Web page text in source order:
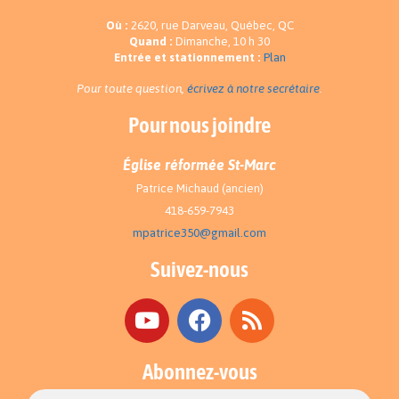
Où : 2620, rue Darveau, Québec, QC
Quand : Dimanche, 10 h 30
Entrée et stationnement : Plan
Pour toute question, écrivez à notre secrétaire.
Pour nous joindre
Église réformée St-Marc
Patrice Michaud (ancien)
418-659-7943
mpatrice350@gmail.com
Suivez-nous
Abonnez-vous